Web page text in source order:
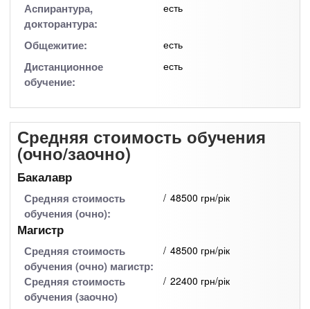
Аспирантура,
докторантура:
есть
Общежитие: есть
Дистанционное
обучение:
есть
Средняя стоимость обучения
(очно/заочно)
Бакалавр
Средняя стоимость
обучения (очно):
48500 грн/рік
Магистр
Средняя стоимость
обучения (очно) магистр:
48500 грн/рік
Средняя стоимость
обучения (заочно)
22400 грн/рік